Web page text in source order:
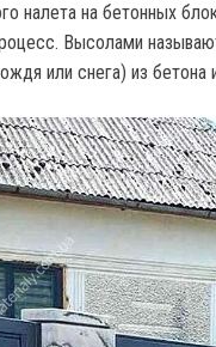
налета на бетонных
Высолами
или снега) из бетона